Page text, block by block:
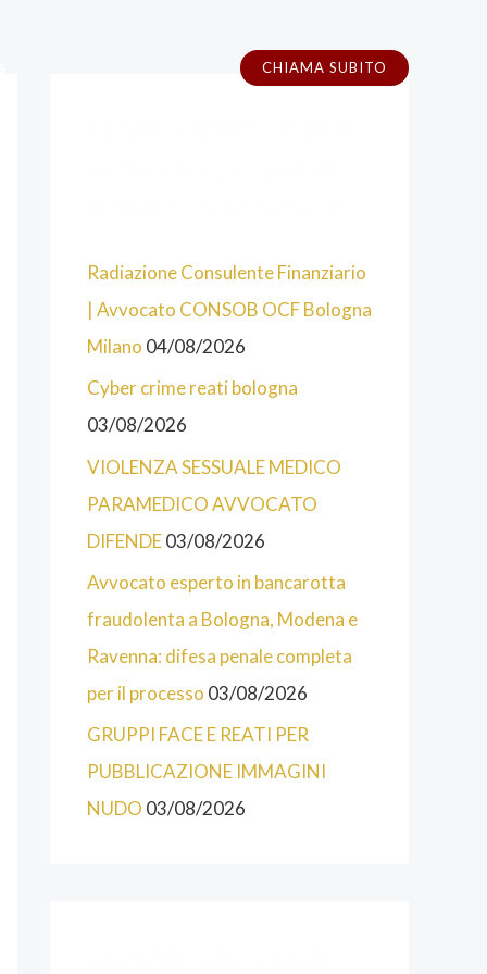
CHIAMA SUBITO
Radiazione Consulente Finanziario
| Avvocato CONSOB OCF Bologna
Milano 04/08/2026
Cyber crime reati bologna
03/08/2026
VIOLENZA SESSUALE MEDICO
PARAMEDICO AVVOCATO
DIFENDE03/08/2026
Avvocato esperto in bancarotta
fraudolenta a Bologna, Modena e
Ravenna: difesa penale completa
per il processo 03/08/2026
GRUPPI FACE E REATI PER
PUBBLICAZIONE IMMAGINI
NUDO 03/08/2026
E
C
A
T
E
G
O
R
E
D
O
R
I
E